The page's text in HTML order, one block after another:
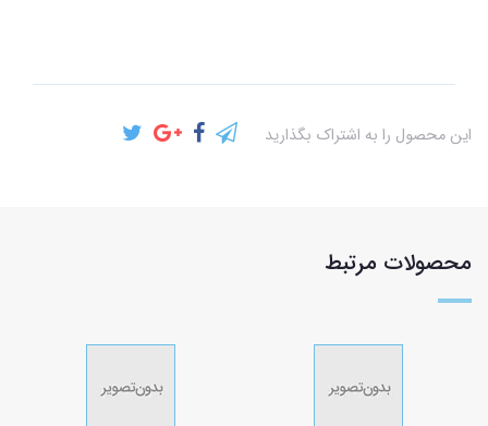
این محصول را به اشتراک بگذارید
محصولات مرتبط